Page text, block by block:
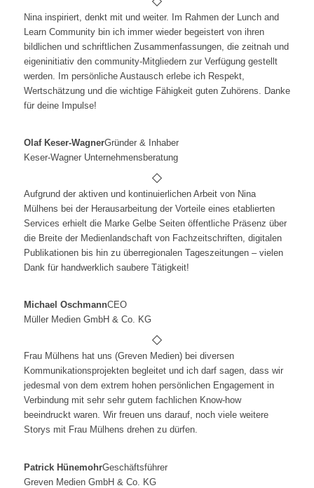
Nina inspiriert, denkt mit und weiter. Im Rahmen der Lunch and
Learn Community bin ich immer wieder begeistert von ihren
bildlichen und schriftlichen Zusammenfassungen, die zeitnah und
eigeninitiativ den community-Mitgliedern zur Verfügung gestellt
werden. Im persönliche Austausch erlebe ich Respekt,
Wertschätzung und die wichtige Fähigkeit guten Zuhörens. Danke
für deine Impulse!
Olaf Keser-WagnerGründer & Inhaber
Keser-Wagner Unternehmensberatung
Aufgrund der aktiven und kontinuierlichen Arbeit von Nina
Mülhens bei der Herausarbeitung der Vorteile eines etablierten
Services erhielt die Marke Gelbe Seiten öffentliche Präsenz über
die Breite der Medienlandschaft von Fachzeitschriften, digitalen
Publikationen bis hin zu überregionalen Tageszeitungen – vielen
Dank für handwerklich saubere Tätigkeit!
Michael OschmannCEO
Müller Medien GmbH & Co. KG
Frau Mülhens hat uns (Greven Medien) bei diversen
Kommunikationsprojekten begleitet und ich darf sagen, dass wir
jedesmal von dem extrem hohen persönlichen Engagement in
Verbindung mit sehr sehr gutem fachlichen Know-how
beeindruckt waren. Wir freuen uns darauf, noch viele weitere
Storys mit Frau Mülhens drehen zu dürfen.
Patrick HünemohrGeschäftsführer
Greven Medien GmbH & Co. KG